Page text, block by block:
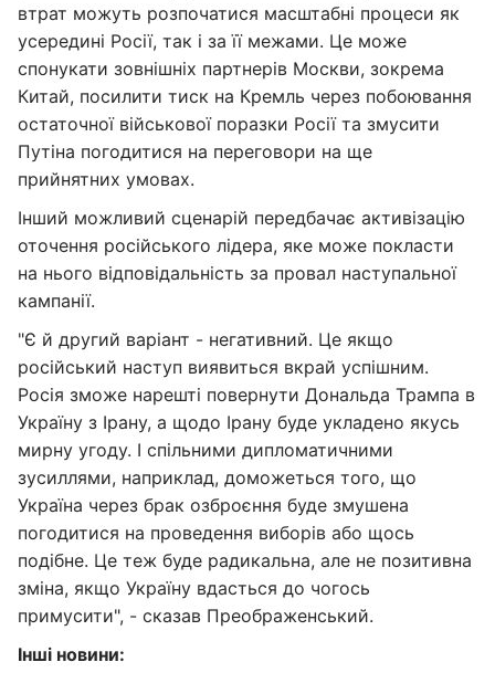
втрат можуть розпочатися масштабні процеси як
усередині Росії, так і за її межами. Це може
спонукати зовнішніх партнерів Москви, зокрема
Китай, посилити тиск на Кремль через побоювання
остаточної військової поразки Росії та змусити
Путіна погодитися на переговори на ще
прийнятних умовах.
Інший можливий сценарій передбачає активізацію
оточення російського лідера, яке може покласти
на нього відповідальність за провал наступальної
кампанії.
"Є й другий варіант - негативний. Це якщо
російський наступ виявиться вкрай успішним.
Росія зможе нарешті повернути Дональда Трампа в
Україну з Ірану, а щодо Ірану буде укладено якусь
мирну угоду. І спільними дипломатичними
зусиллями, наприклад, доможеться того, що
Україна через брак озброєння буде змушена
погодитися на проведення виборів або щось
подібне. Це теж буде радикальна, але не позитивна
зміна, якщо Україну вдасться до чогось
примусити", - сказав Преображенський.
Інші новини: